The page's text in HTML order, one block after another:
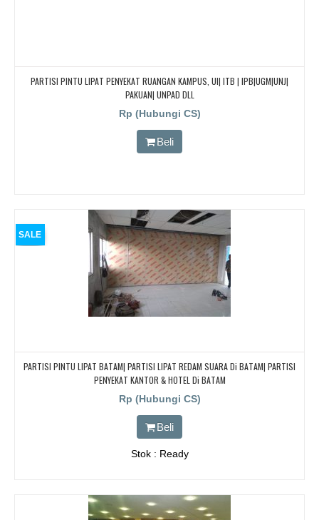
PARTISI PINTU LIPAT PENYEKAT RUANGAN KAMPUS, UI| ITB | IPB|UGM|UNJ|
PAKUAN| UNPAD DLL
Rp (Hubungi CS)
Beli
SALE
PARTISI PINTU LIPAT BATAM| PARTISI LIPAT REDAM SUARA Di BATAM| PARTISI
PENYEKAT KANTOR & HOTEL Di BATAM
Rp (Hubungi CS)
Beli
Stok : Ready